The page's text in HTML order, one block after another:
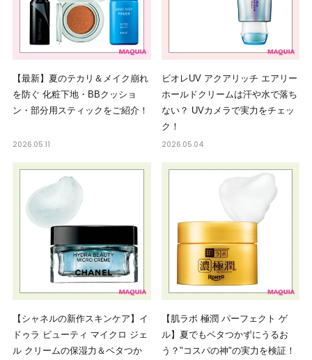
【最新】夏のテカリ＆メイク崩れ
を防ぐ 化粧下地・BBクッショ
ン・部分用スティックをご紹介！
2026.05.11
ビオレUV アクアリッチ エアリー
ホールドクリームは汗や水で落ち
ない？ UVカメラで実力をチェッ
ク！
2026.05.04
【シャネルの新作スキンケア】イ
ドゥラ ビューティ マイクロ ジェ
ル クリームの保湿力＆ベタつか
【肌ラボ 極潤 パーフェクト ゲ
ル】夏でもベタつかずにうるお
う？"コスパの神"の実力を検証！